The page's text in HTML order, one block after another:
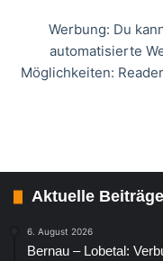
Werbung: Du
automatisierte
Möglichkeiten:
Aktuelle Beiträge
6. August 2026
Bernau – Lobetal: